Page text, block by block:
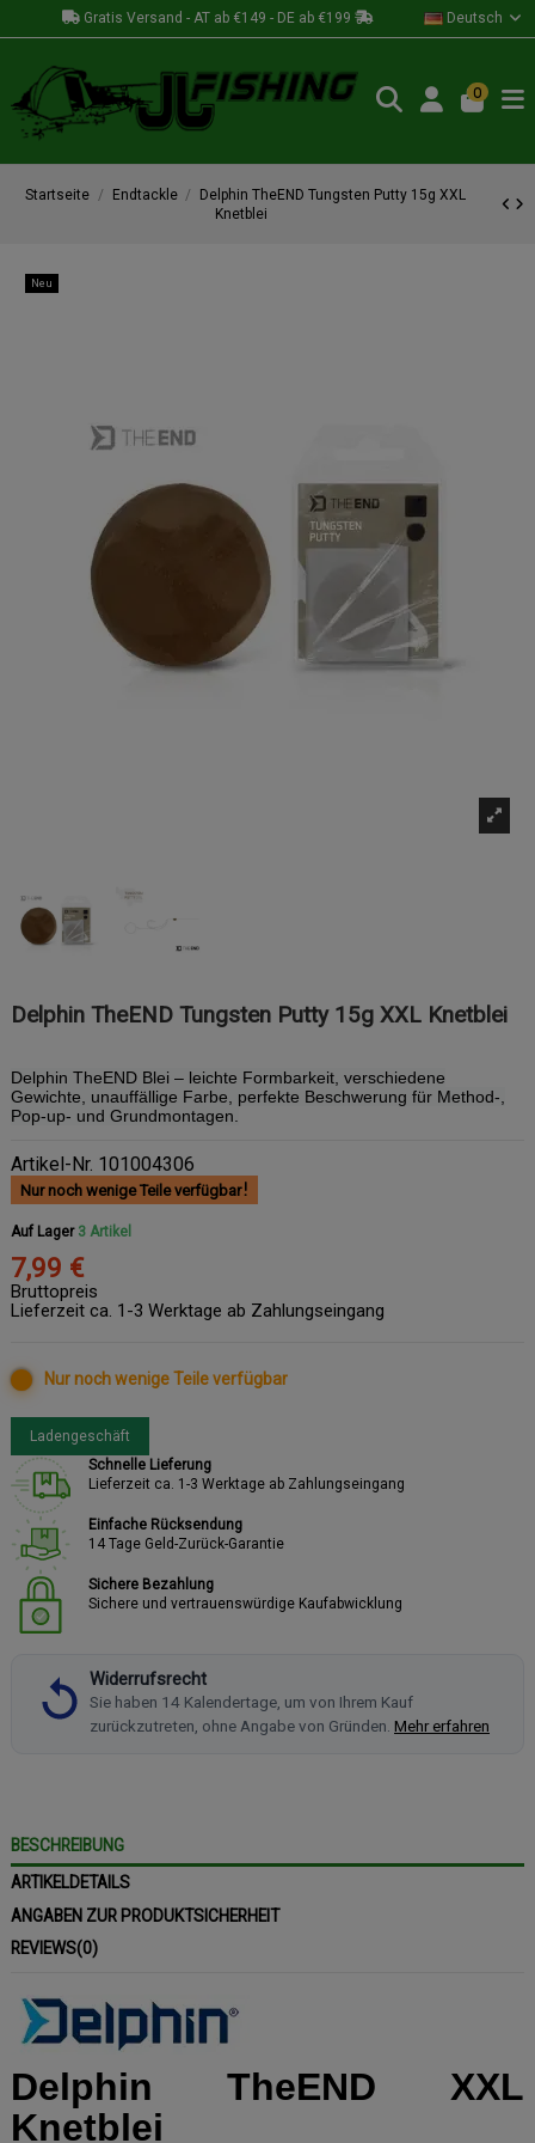
Gratis Versand - AT ab €149 - DE ab €199 Deutsch
0
Startseite Endtackle
Delphin TheEND Tungsten Putty 15g XXL
Knetblei
Neu
Delphin TheEND Tungsten Putty 15g XXL Knetblei
Delphin TheEND Blei – leichte Formbarkeit, verschiedene
Gewichte, unauffällige Farbe, perfekte Beschwerung für Method-,
Pop-up- und Grundmontagen.
Artikel-Nr. 101004306
Nur noch wenige Teile verfügbar
Auf Lager 3 Artikel
7,99 €
Bruttopreis
Lieferzeit ca. 1-3 Werktage ab Zahlungseingang
Nur noch wenige Teile verfügbar
Ladengeschäft
Schnelle Lieferung
Lieferzeit ca. 1-3 Werktage ab Zahlungseingang
Einfache Rücksendung
14 Tage Geld-Zurück-Garantie
Sichere Bezahlung
Sichere und vertrauenswürdige Kaufabwicklung
Widerrufsrecht
Sie haben 14 Kalendertage, um von Ihrem Kauf
zurückzutreten, ohne Angabe von Gründen. Mehr erfahren
BESCHREIBUNG
ARTIKELDETAILS
ANGABEN ZUR PRODUKTSICHERHEIT
REVIEWS(0)
Delphin TheEND XXL
Knetblei